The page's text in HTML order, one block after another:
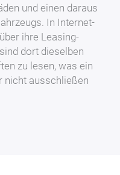
und einen daraus
In Internet-
ihre Leasing-
dort dieselben
zu lesen, was ein
nicht ausschließen